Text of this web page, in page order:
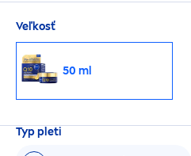
Veľkosť
50 ml
Typ pleti